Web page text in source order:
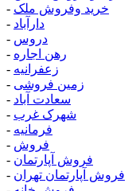
- خرید وفروش ملک
- دارآباد
- دروس
- رهن اجاره
- زعفرانیه
- زمین فروشی
- سعادت آباد
- شهرک غرب
- فرمانیه
- فروش
- فروش آپارتمان
- فروش آپارتمان تهران